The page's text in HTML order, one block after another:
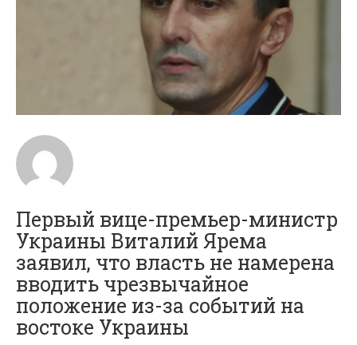
Первый вице-премьер-министр
Украины Виталий Ярема
заявил, что власть не намерена
вводить чрезвычайное
положение из-за событий на
востоке Украины